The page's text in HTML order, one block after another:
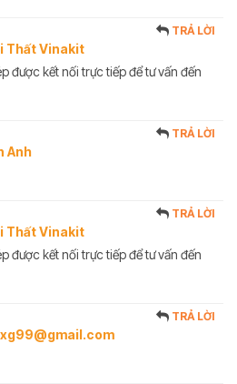
Thất Vinakit
TRẢ LỜI
được kết nối trực tiếp để tư vấn đến
Anh
TRẢ LỜI
Thất Vinakit
TRẢ LỜI
được kết nối trực tiếp để tư vấn đến
TRẢ LỜI